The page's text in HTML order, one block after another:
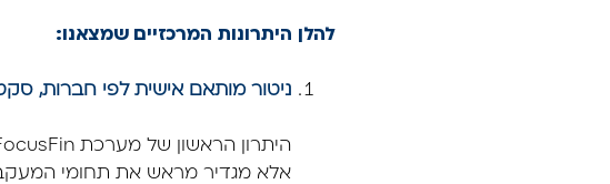
להלן היתרונות המרכזיים שמצאנו:
ניטור מותאם אישית לפי חברות,
אלא מגדיר מראש את תחומי המעקב